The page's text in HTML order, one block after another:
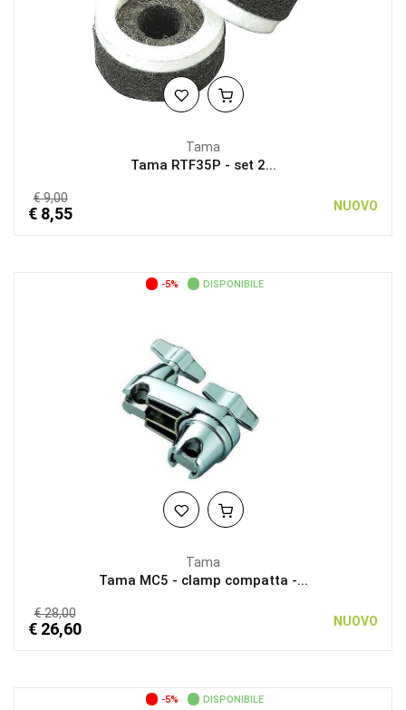
Tama
Tama RTF35P - set 2...
€ 9,00
€ 8,55 NUOVO
-5% DISPONIBILE
Tama
Tama MC5 - clamp compatta -...
€ 28,00
€ 26,60 NUOVO
-5% DISPONIBILE